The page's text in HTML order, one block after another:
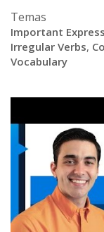
Temas
Important
Irregular Verbs,
Vocabulary